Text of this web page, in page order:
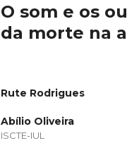
O som e os
da morte na
Rute Rodrigues
Abílio Oliveira
ISCTE-IUL